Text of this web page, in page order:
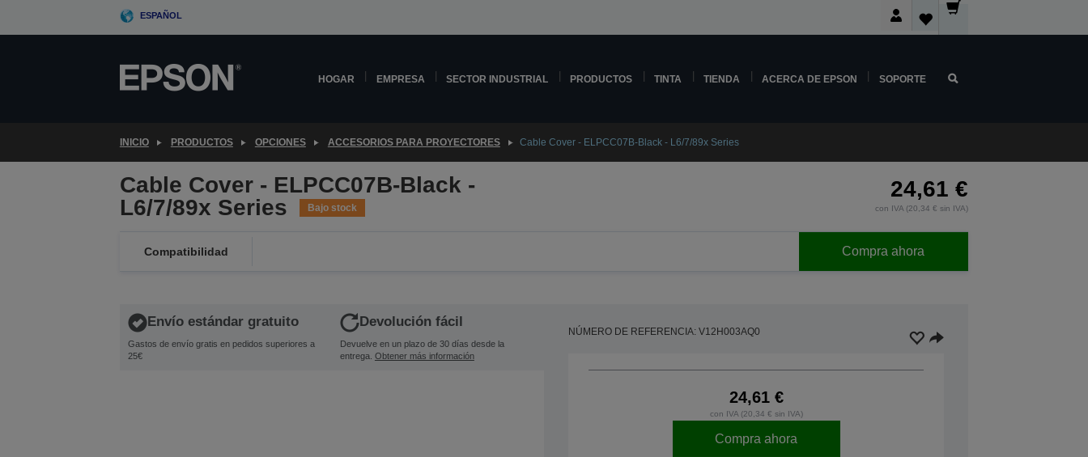
ESPAÑOL
HOGAR EMPRESA SECTOR INDUSTRIAL PRODUCTOS TINTA TIENDA ACERCA DE EPSON SOPORTE
INICIO PRODUCTOS OPCIONES ACCESORIOS PARA PROYECTORES Cable Cover - ELPCC07B-Black - L6/7/89x Series
Cable Cover - ELPCC07B-Black -
L6/7/89x Series
Bajo stock
24,61 €
con IVA (20,34 € sin IVA)
Compatibilidad Compra ahora
Envío estándar gratuito
Gastos de envío gratis en pedidos superiores a
25€
Devolución fácil
Devuelve en un plazo de 30 días desde la
entrega. Obtener más información
NÚMERO DE REFERENCIA: V12H003AQ0
24,61 €
con IVA (20,34 € sin IVA)
Compra ahora